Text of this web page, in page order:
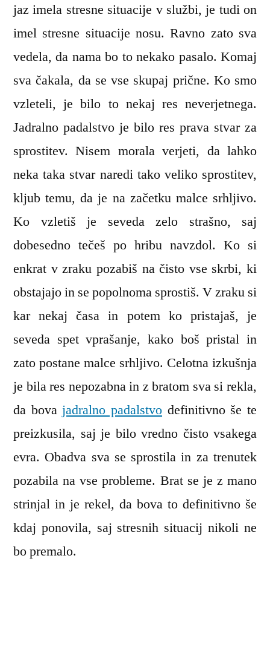
jaz imela stresne situacije v službi, je tudi on
imel stresne situacije nosu. Ravno zato sva
vedela, da nama bo to nekako pasalo. Komaj
sva čakala, da se vse skupaj prične. Ko smo
vzleteli, je bilo to nekaj res neverjetnega.
Jadralno padalstvo je bilo res prava stvar za
sprostitev. Nisem morala verjeti, da lahko
neka taka stvar naredi tako veliko sprostitev,
kljub temu, da je na začetku malce srhljivo.
Ko vzletiš je seveda zelo strašno, saj
dobesedno tečeš po hribu navzdol. Ko si
enkrat v zraku pozabiš na čisto vse skrbi, ki
obstajajo in se popolnoma sprostiš. V zraku si
kar nekaj časa in potem ko pristajaš, je
seveda spet vprašanje, kako boš pristal in
zato postane malce srhljivo. Celotna izkušnja
je bila res nepozabna in z bratom sva si rekla,
da bovajadralno padalstvo definitivno še te
preizkusila, saj je bilo vredno čisto vsakega
evra. Obadva sva se sprostila in za trenutek
pozabila na vse probleme. Brat se je z mano
strinjal in je rekel, da bova to definitivno še
kdaj ponovila, saj stresnih situacij nikoli ne
bo premalo.